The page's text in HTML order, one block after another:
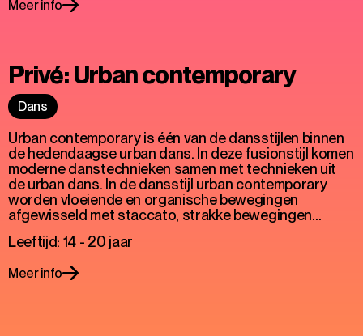
Meer info
Privé: Urban contemporary
Dans
Urban contemporary is één van de dansstijlen binnen
de hedendaagse urban dans. In deze fusionstijl komen
moderne danstechnieken samen met technieken uit
de urban dans. In de dansstijl urban contemporary
worden vloeiende en organische bewegingen
afgewisseld met staccato, strakke bewegingen…
Leeftijd: 14 - 20 jaar
Meer info